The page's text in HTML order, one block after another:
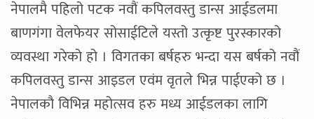
नेपालमै पहिलो पटक नवौं कपिलवस्तु डान्स आईडलमा
बाणगंगा वेलफेयर सोसाईटिले यस्तो उत्कृष्ट पुरस्कारको
व्यवस्था गरेको हो । विगतका बर्षहरु भन्दा यस बर्षको नवौं
कपिलवस्तु डान्स आइडल एवंम वृतले भिन्न पाईएको छ ।
नेपालकौ विभिन्न महोत्सव हरु मध्य आईडलका लागि